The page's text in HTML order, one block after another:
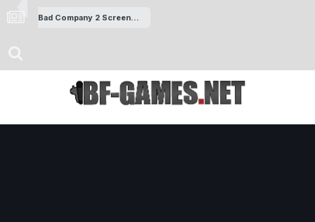
Bad Company 2 Screenshots